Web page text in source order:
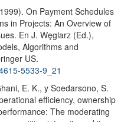
On Payment Schedules
in Projects: An Overview of
En J. Węglarz (Ed.),
Algorithms and
US.
5533-9_21
E. K., y Soedarsono, S.
efficiency, ownership
The moderating